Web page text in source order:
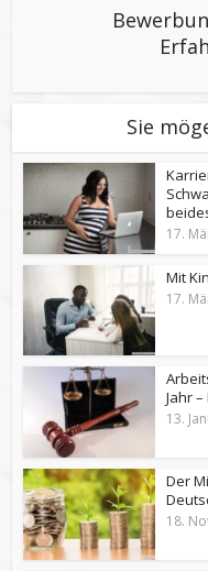
Sie
17.
Mit
17.
Jahr
13.
Der
18.